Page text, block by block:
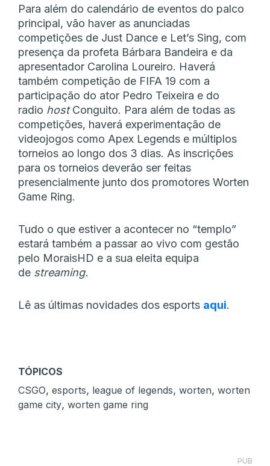
Para além do calendário de eventos do palco
principal, vão haver as anunciadas
competições de Just Dance e Let’s Sing, com
presença da profeta Bárbara Bandeira e da
apresentador Carolina Loureiro. Haverá
também competição de FIFA 19 com a
participação do ator Pedro Teixeira e do
radio hostConguito. Para além de todas as
competições, haverá experimentação de
videojogos como Apex Legends e múltiplos
torneios ao longo dos 3 dias. As inscrições
para os torneios deverão ser feitas
presencialmente junto dos promotores Worten
Game Ring.
Tudo o que estiver a acontecer no “templo”
estará também a passar ao vivo com gestão
pelo MoraisHD e a sua eleita equipa
de streaming.
Lê as últimas novidades dos esports aqui.
TÓPICOS
CSGO, esports, league of legends, worten, worten
game city, worten game ring
PUB